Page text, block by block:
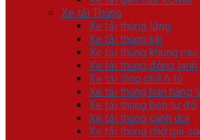
Xe tải Thùng
Xe tải thùng lửng
Xe tải thùng kín
Xe tải thùng khung
Xe tải thùng đông lạnh
Xe tải lồng chở ô tô
Xe tải thùng bán hàng
Xe tải thùng ben tự đổ
Xe tải thùng cánh dơi
Xe tải thùng chở gia